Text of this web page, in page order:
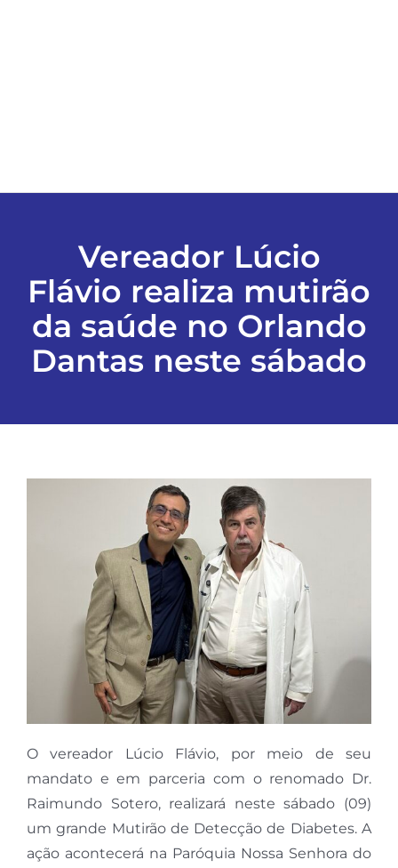
FALE CONOSCO
EDIÇÕES EM PDF
Vereador Lúcio
Flávio realiza mutirão
da saúde no Orlando
Dantas neste sábado
O vereador Lúcio Flávio, por meio de seu
mandato e em parceria com o renomado Dr.
Raimundo Sotero, realizará neste sábado (09)
um grande Mutirão de Detecção de Diabetes. A
ação acontecerá na Paróquia Nossa Senhora do